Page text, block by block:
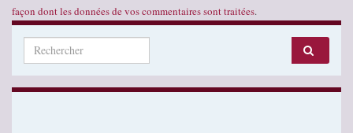
façon dont les données de vos commentaires sont traitées.
Search for: